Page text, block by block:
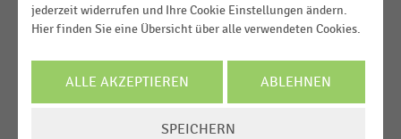
GROSSHANDEL |STATISTIK
Umsatz der größten Unternehmen im
Umsatz der größten Unternehmen im
jederzeit widerrufen und Ihre Cookie Einstellungen ändern.
Hier finden Sie eine Übersicht über alle verwendeten Cookies.
ALLE AKZEPTIEREN ABLEHNEN
SPEICHERN